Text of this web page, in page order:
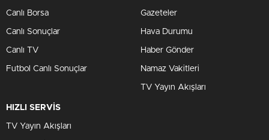
Canlı Borsa
Canlı Sonuçlar
Canlı TV
Futbol Canlı Sonuçlar
Gazeteler
Hava Durumu
Haber Gönder
Namaz Vakitleri
TV Yayın Akışları
HIZLI SERVİS
TV Yayın Akışları